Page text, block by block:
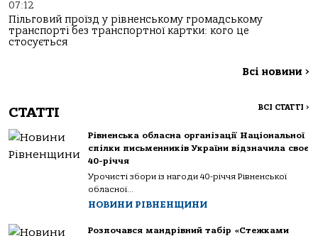
07:12
Пільговий проїзд у рівненському громадському
транспорті без транспортної картки: кого це
стосується
Всі новини >
СТАТТІ ВСІ СТАТТІ >
Рівненська обласна організації Національної
спілки письменників України відзначила своє
40-річчя
Урочисті збори із нагоди 40-річчя Рівненської
обласної...
НОВИНИ РІВНЕНЩИНИ
Розпочався мандрівний табір «Стежками